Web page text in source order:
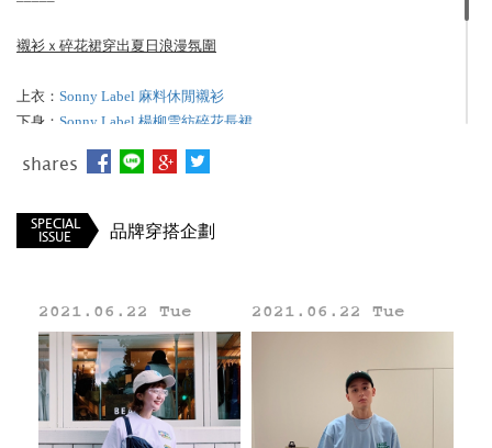
襯衫ｘ碎花裙穿出夏日浪漫氛圍
上衣： Sonny Label 麻料休閒襯衫
下身： Sonny Label 楊柳雪紡碎花長裙
DOORS 附雙面內袋編織包
官網/IG
shares
Line
SPECIAL
ISSUE
品牌穿搭企劃
2021.06.22 Tue 2021.06.22 Tue